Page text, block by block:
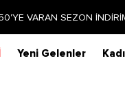
SEZON İNDİRİMİ!
Yeni Gelenler